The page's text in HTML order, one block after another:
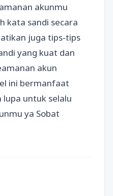
akunmu
kata sandi secara
juga tips-tips
yang kuat dan
akun
ini bermanfaat
untuk selalu
ya Sobat